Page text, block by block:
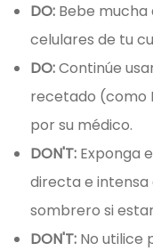
DO: Bebe
celulares de tu
DO:Continúe
recetado (como
por su médico.
DON'T: Exponga
directa e intensa
sombrero si
DON'T: No utilice